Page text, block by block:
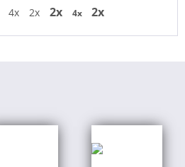
4x 2x 2x 4x 2x